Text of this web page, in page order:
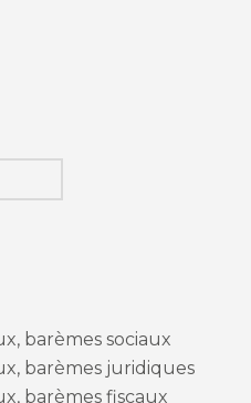
barèmes sociaux
barèmes juridiques
barèmes fiscaux